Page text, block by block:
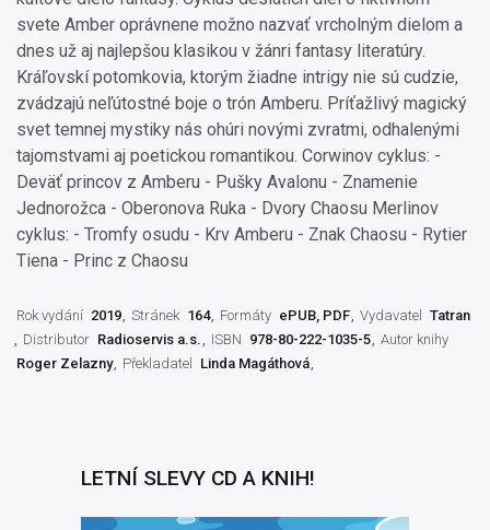
svete Amber oprávnene možno nazvať vrcholným dielom a
dnes už aj najlepšou klasikou v žánri fantasy literatúry.
Kráľovskí potomkovia, ktorým žiadne intrigy nie sú cudzie,
zvádzajú neľútostné boje o trón Amberu. Príťažlivý magický
svet temnej mystiky nás ohúri novými zvratmi, odhalenými
tajomstvami aj poetickou romantikou. Corwinov cyklus: -
Deväť princov z Amberu - Pušky Avalonu - Znamenie
Jednorožca - Oberonova Ruka - Dvory Chaosu Merlinov
cyklus: - Tromfy osudu - Krv Amberu - Znak Chaosu - Rytier
Tiena - Princ z Chaosu
Rok vydání 2019 Stránek 164 Formáty ePUB, PDF Vydavatel
Tatran
Distributor Radioservis a.s. ISBN 978-80-222-1035-5 Autor knihy
Roger Zelazny
Překladatel Linda Magáthová
LETNÍ SLEVY CD A KNIH!